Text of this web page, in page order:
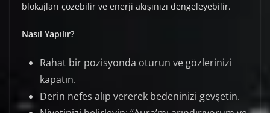
blokajları çözebilir ve enerji akışınızı dengeleyebilir.
Nasıl Yapılır?
Rahat bir pozisyonda oturun ve gözlerinizi
kapatın.
Derin nefes alıp vererek bedeninizi gevşetin.